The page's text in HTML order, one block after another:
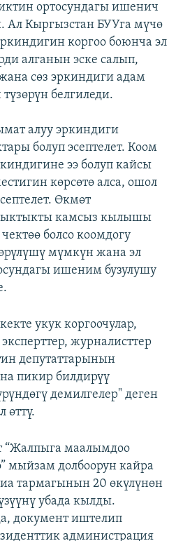
ортосундагы ишенич
Ал Кыргызстан БУУга мүчө
коргоо боюнча эл
алганын эске салып,
сөз эркиндиги адам
белгиледи.
алуу эркиндиги
болуп эсептелет. Коом
ээ болуп кайсы
көрсөтө алса, ошол
Өкмөт
камсыз кылышы
болсо коомдогу
мүмкүн жана эл
ишеним бузулушу
укук коргоочулар,
журналисттер
депутаттарынын
пикир билдирүү
демилгелер" деген
өттү.
“Жалпыга маалымдоо
мыйзам долбоорун кайра
тармагынын 20 өкүлүнөн
убада кылды.
документ иштелип
администрация